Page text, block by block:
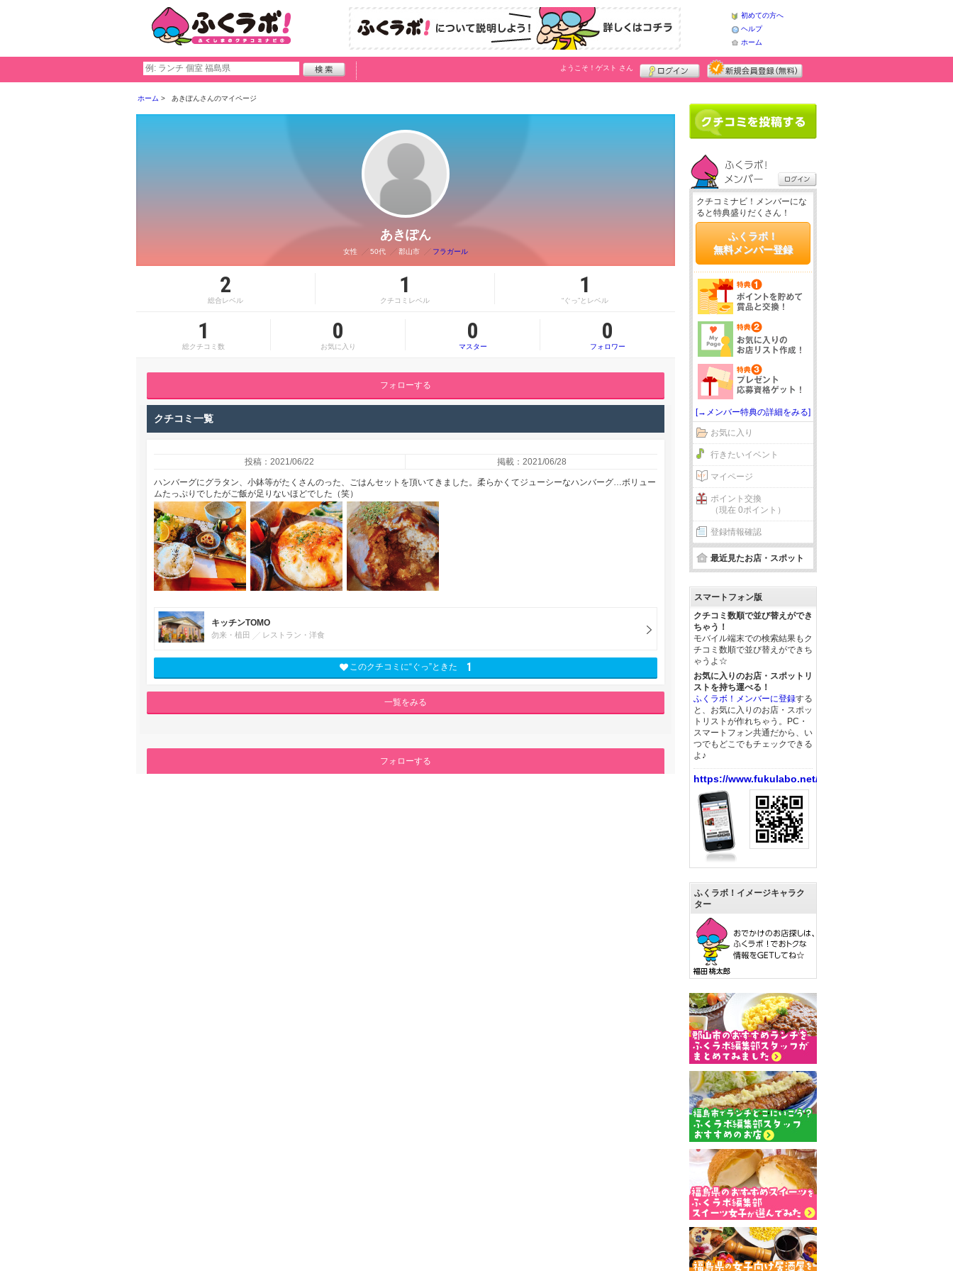
初めての方へ
ヘルプ
ホーム
ようこそ！ ゲスト さん
ホーム あきぽんさんのマイページ
あきぽん
女性 50代 郡山市 フラガール
2
総合レベル
1
クチコミレベル
1
“ぐっ”とレベル
1
総クチコミ数
0
お気に入り
0
マスター
0
フォロワー
フォローする
クチコミ一覧
投稿：2021/06/22 掲載：2021/06/28
ハンバーグにグラタン、小鉢等がたくさんのった、ごはんセットを頂いてきました。柔らかくてジューシーなハンバーグ…ボリュー
ムたっぷりでしたがご飯が足りないほどでした（笑）
キッチンTOMO
勿来・植田 レストラン・洋食
このクチコミに“ぐっ”ときた 1
一覧をみる
フォローする
クチコミナビ！メンバーにな
ると特典盛りだくさん！
ふくラボ！
無料メンバー登録
[→メンバー特典の詳細をみる]
お気に入り
行きたいイベント
マイページ
ポイント交換
（現在 0ポイント）
登録情報確認
最近見たお店・スポット
スマートフォン版
クチコミ数順で並び替えができ
ちゃう！
モバイル端末での検索結果もク
チコミ数順で並び替えができち
ゃうよ☆
お気に入りのお店・スポットリ
ストを持ち運べる！
ふくラボ！メンバーに登録する
と、お気に入りのお店・スポッ
トリストが作れちゃう。PC・
スマートフォン共通だから、い
つでもどこでもチェックできる
よ♪
https://www.fukulabo.net/
ふくラボ！イメージキャラク
ター